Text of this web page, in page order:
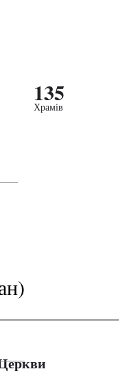
135
Храмів